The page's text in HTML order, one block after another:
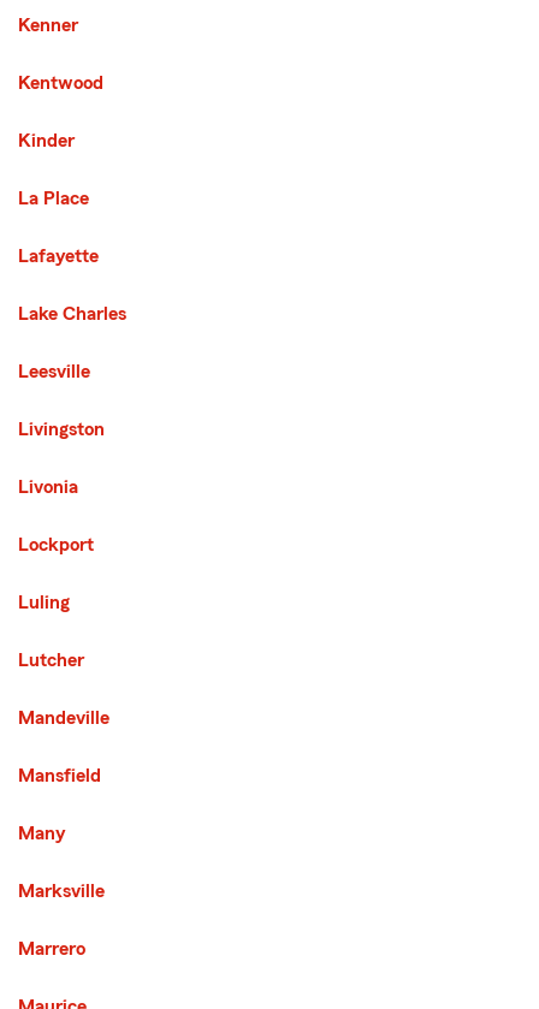
Kenner
Kentwood
Kinder
La Place
Lafayette
Lake Charles
Leesville
Livingston
Livonia
Lockport
Luling
Lutcher
Mandeville
Mansfield
Many
Marksville
Marrero